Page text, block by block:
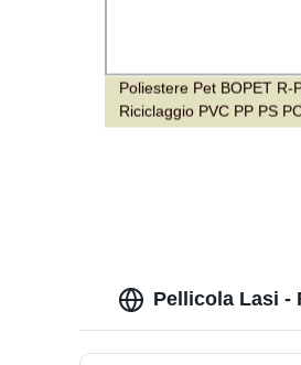
Poliestere Pet BOPET R-
Riciclaggio PVC PP PS
Plastica Foglio di Plastica
Pellicola Lasi -